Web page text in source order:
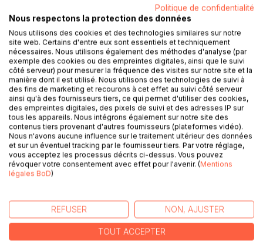
DESCRIPTION
Le livre 3 de la trilogie "Les arcanes du Passé" évoque une
intrigue millénaire et sa résolution verra se nouer de
nouvelles alliances entre Rigil Kentarus et d'autres Univers
AUTEUR(S)
CRITIQUES PRESSE
AVIS
Politique de confidentialité
Nous respectons la protection des données
Nous utilisons des cookies et des technologies similaires sur notre
site web. Certains d'entre eux sont essentiels et techniquement
nécessaires. Nous utilisons également des méthodes d'analyse (par
exemple des cookies ou des empreintes digitales, ainsi que le suivi
côté serveur) pour mesurer la fréquence des visites sur notre site et la
manière dont il est utilisé. Nous utilisons des technologies de suivi à
des fins de marketing et recourons à cet effet au suivi côté serveur
ainsi qu'à des fournisseurs tiers, ce qui permet d'utiliser des cookies,
des empreintes digitales, des pixels de suivi et des adresses IP sur
tous les appareils. Nous intégrons également sur notre site des
contenus tiers provenant d'autres fournisseurs (plateformes vidéo).
Nous n'avons aucune influence sur le traitement ultérieur des données
et sur un éventuel tracking par le fournisseur tiers. Par votre réglage,
vous acceptez les processus décrits ci-dessus. Vous pouvez
révoquer votre consentement avec effet pour l'avenir. (Mentions
légales BoD)
REFUSER NON, AJUSTER
TOUT ACCEPTER